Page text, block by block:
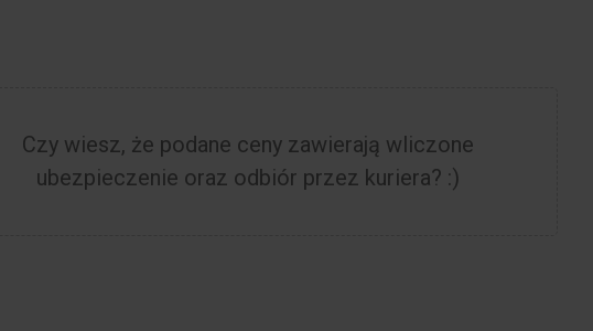
Czy wiesz, że podane ceny zawierają wliczone
ubezpieczenie oraz odbiór przez kuriera? :)